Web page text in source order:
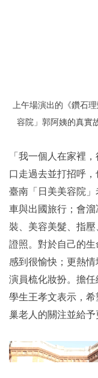
上午場演出的《鑽石
容院」郭阿姨的真實
「我一個人在家裡
口走過去並打招呼，
臺南「日美美容院
車與出國旅行；會
裝、美容美髮、指
證照。對於自己的
感到很愉快；更熱
演員梳化妝扮。擔
學生王孝文表示，
巢老人的關注並給予